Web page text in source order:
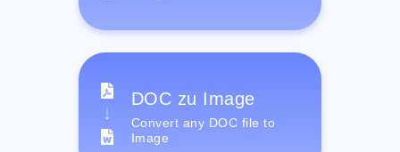
DOC zu Image
Convert any DOC file to
Image